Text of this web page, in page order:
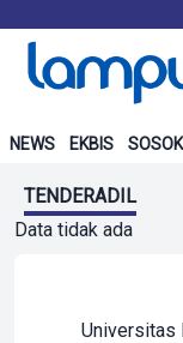
NEWS EKBIS SOSOK
TENDERADIL
Data tidak ada
Universitas